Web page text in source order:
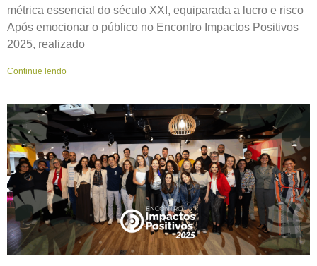
métrica essencial do século XXI, equiparada a lucro e risco
Após emocionar o público no Encontro Impactos Positivos
2025, realizado
Continue lendo